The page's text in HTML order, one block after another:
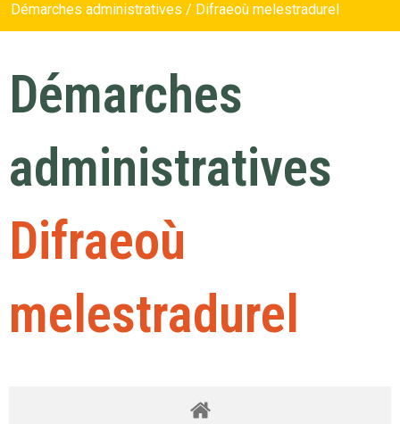
Démarches administratives / Difraeoù melestradurel
Démarches
administratives
Difraeoù
melestradurel